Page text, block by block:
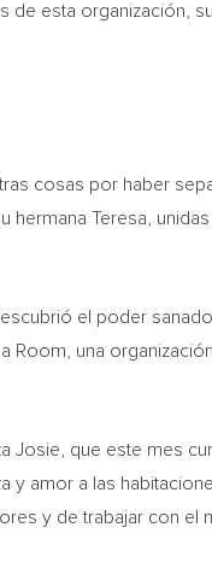
de esta organización,
cosas por haber
hermana Teresa,
el poder
Room, una
Josie, que este mes
y amor a las
y de trabajar con el